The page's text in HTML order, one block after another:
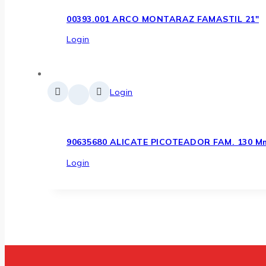
00393.001 ARCO MONTARAZ FAMASTIL 21″
Login
Login
90635680 ALICATE PICOTEADOR FAM. 130
Login